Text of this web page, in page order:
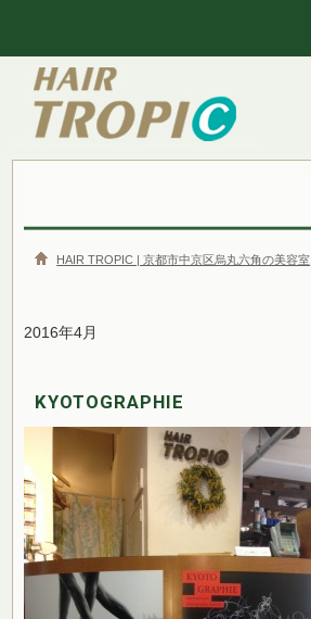
HAIR TROPIC | 京都市中京区烏丸六角の美容室
2016年4月
KYOTOGRAPHIE